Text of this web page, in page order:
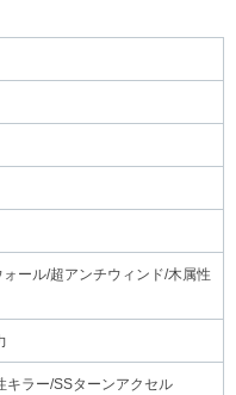
ール/超アンチウィンド/木属性
キラー/SSターンアクセル